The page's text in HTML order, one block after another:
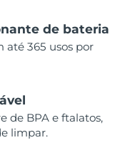
de bateria
até 365 usos por
de BPA e ftalatos,
limpar.